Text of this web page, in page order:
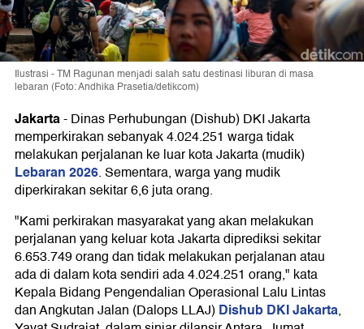
Ilustrasi - TM Ragunan menjadi salah satu destinasi liburan di masa
lebaran (Foto: Andhika Prasetia/detikcom)
Jakarta-Dinas Perhubungan (Dishub) DKI Jakarta
memperkirakan sebanyak 4.024.251 warga tidak
melakukan perjalanan ke luar kota Jakarta (mudik)
Lebaran 2026. Sementara, warga yang mudik
diperkirakan sekitar 6,6 juta orang.
"Kami perkirakan masyarakat yang akan melakukan
perjalanan yang keluar kota Jakarta diprediksi sekitar
6.653.749 orang dan tidak melakukan perjalanan atau
ada di dalam kota sendiri ada 4.024.251 orang," kata
Kepala Bidang Pengendalian Operasional Lalu Lintas
dan Angkutan Jalan (Dalops LLAJ)Dishub DKI Jakarta,